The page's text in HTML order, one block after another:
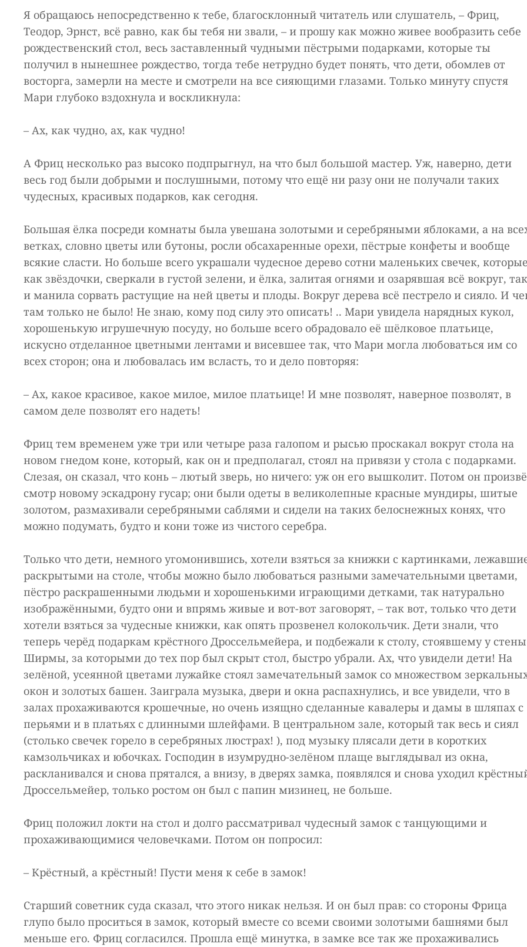
Я обращаюсь непосредственно к тебе, благосклонный читатель или слушатель, – Фриц,
Теодор, Эрнст, всё равно, как бы тебя ни звали, – и прошу как можно живее вообразить себе
рождественский стол, весь заставленный чудными пёстрыми подарками, которые ты
получил в нынешнее рождество, тогда тебе нетрудно будет понять, что дети, обомлев от
восторга, замерли на месте и смотрели на все сияющими глазами. Только минуту спустя
Мари глубоко вздохнула и воскликнула:
– Ах, как чудно, ах, как чудно!
А Фриц несколько раз высоко подпрыгнул, на что был большой мастер. Уж, наверно, дети
весь год были добрыми и послушными, потому что ещё ни разу они не получали таких
чудесных, красивых подарков, как сегодня.
Большая ёлка посреди комнаты была увешана золотыми и серебряными яблоками, а на
ветках, словно цветы или бутоны, росли обсахаренные орехи, пёстрые конфеты и вообще
всякие сласти. Но больше всего украшали чудесное дерево сотни маленьких свечек,
как звёздочки, сверкали в густой зелени, и ёлка, залитая огнями и озарявшая всё вокруг, так
и манила сорвать растущие на ней цветы и плоды. Вокруг дерева всё пестрело и сияло. И
там только не было! Не знаю, кому под силу это описать! .. Мари увидела нарядных кукол,
хорошенькую игрушечную посуду, но больше всего обрадовало её шёлковое платьице,
искусно отделанное цветными лентами и висевшее так, что Мари могла любоваться им со
всех сторон; она и любовалась им всласть, то и дело повторяя:
– Ах, какое красивое, какое милое, милое платьице! И мне позволят, наверное позволят, в
самом деле позволят его надеть!
Фриц тем временем уже три или четыре раза галопом и рысью проскакал вокруг стола на
новом гнедом коне, который, как он и предполагал, стоял на привязи у стола с подарками.
Слезая, он сказал, что конь – лютый зверь, но ничего: уж он его вышколит. Потом он
смотр новому эскадрону гусар; они были одеты в великолепные красные мундиры, шитые
золотом, размахивали серебряными саблями и сидели на таких белоснежных конях, что
можно подумать, будто и кони тоже из чистого серебра.
Только что дети, немного угомонившись, хотели взяться за книжки с картинками,
раскрытыми на столе, чтобы можно было любоваться разными замечательными цветами,
пёстро раскрашенными людьми и хорошенькими играющими детками, так натурально
изображёнными, будто они и впрямь живые и вот-вот заговорят, – так вот, только что дети
хотели взяться за чудесные книжки, как опять прозвенел колокольчик. Дети знали, что
теперь черёд подаркам крёстного Дроссельмейера, и подбежали к столу, стоявшему у
Ширмы, за которыми до тех пор был скрыт стол, быстро убрали. Ах, что увидели дети! На
зелёной, усеянной цветами лужайке стоял замечательный замок со множеством
окон и золотых башен. Заиграла музыка, двери и окна распахнулись, и все увидели, что в
залах прохаживаются крошечные, но очень изящно сделанные кавалеры и дамы в шляпах с
перьями и в платьях с длинными шлейфами. В центральном зале, который так весь и сиял
(столько свечек горело в серебряных люстрах! ), под музыку плясали дети в коротких
камзольчиках и юбочках. Господин в изумрудно-зелёном плаще выглядывал из окна,
раскланивался и снова прятался, а внизу, в дверях замка, появлялся и снова уходил
Дроссельмейер, только ростом он был с папин мизинец, не больше.
Фриц положил локти на стол и долго рассматривал чудесный замок с танцующими и
прохаживающимися человечками. Потом он попросил:
– Крёстный, а крёстный! Пусти меня к себе в замок!
Старший советник суда сказал, что этого никак нельзя. И он был прав: со стороны Фрица
глупо было проситься в замок, который вместе со всеми своими золотыми башнями был
меньше его. Фриц согласился. Прошла ещё минутка, в замке все так же прохаживались